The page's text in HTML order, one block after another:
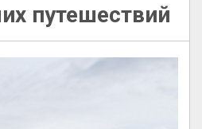
путешествий